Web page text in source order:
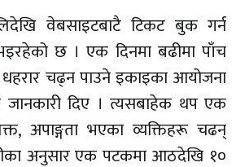
वेबसाइटबाटै टिकट बुक गर्न
छ । एक दिनमा बढीमा पाँच
चढ्न पाउने इकाइका आयोजना
जानकारी दिए । त्यसबाहेक थप एक
अपाङ्गता भएका व्यक्तिहरू चढन्
अनुसार एक पटकमा आठदेखि १०